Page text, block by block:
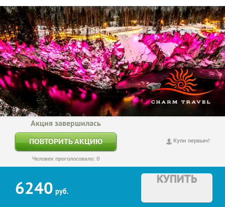
Купи первым!
Акция завершилась
ПОВТОРИТЬ АКЦИЮ
Человек проголосовало: 0
6240 руб.
КУПИТЬ